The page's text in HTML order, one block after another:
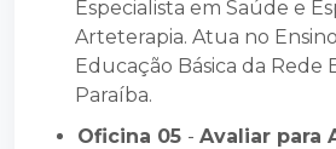
Especialista em Saúde e
Arteterapia. Atua no
Educação Básica da Rede
Paraíba.
Oficina 05 - Avaliar para